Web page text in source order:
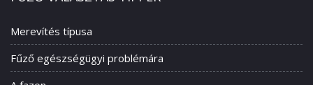
Merevítés típusa
Fűző egészségügyi problémára